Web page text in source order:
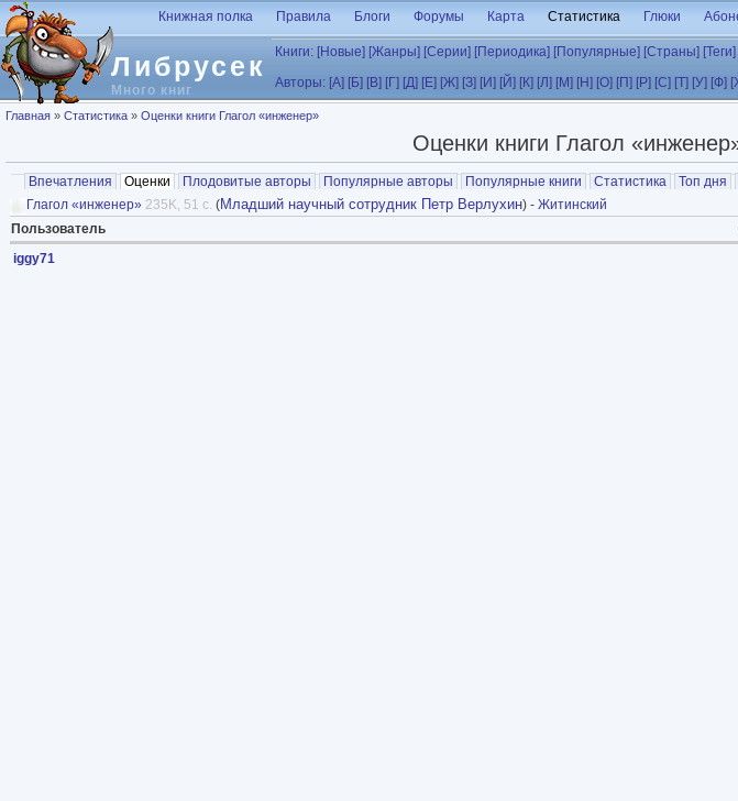
Перейти к основному содержанию
Либрусек
Много книг
Книжная полка Правила Блоги Форумы Карта Статистика Глюки
Книги: [Новые] [Жанры] [Серии] [Периодика] [Популярные] [Страны] [Теги]
Авторы: [А] [Б] [В] [Г] [Д] [Е] [Ж] [З] [И] [Й] [К] [Л] [М] [Н] [О] [П] [Р] [С] [Т] [У] [Ф]
Вы здесь
Главная » Статистика » Оценки книги Глагол «инженер»
Оценки книги Глагол
Главные вкладки
Впечатления Оценки (активная вкладка)
Плодовитые авторы Популярные авторы Популярные книги Статистика Топ дня
Глагол «инженер» 235K, 51 с. (Младший научный сотрудник Петр Верлухин) - Житинский
Пользователь
iggy71